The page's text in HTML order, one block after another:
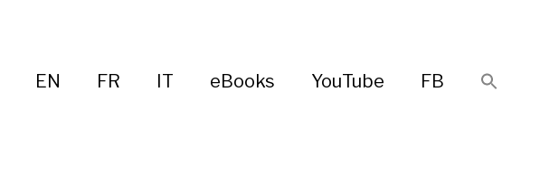
EN FR IT eBooks YouTube FB